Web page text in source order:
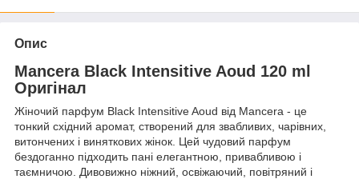
Опис
Mancera Black Intensitive Aoud 120 ml
Оригінал
Жіночий парфум Black Intensitive Aoud від Mancera - це
тонкий східний аромат, створений для звабливих, чарівних,
витончених і виняткових жінок. Цей чудовий парфум
бездоганно підходить пані елегантною, привабливою і
таємничою. Дивовижно ніжний, освіжаючий, повітряний і